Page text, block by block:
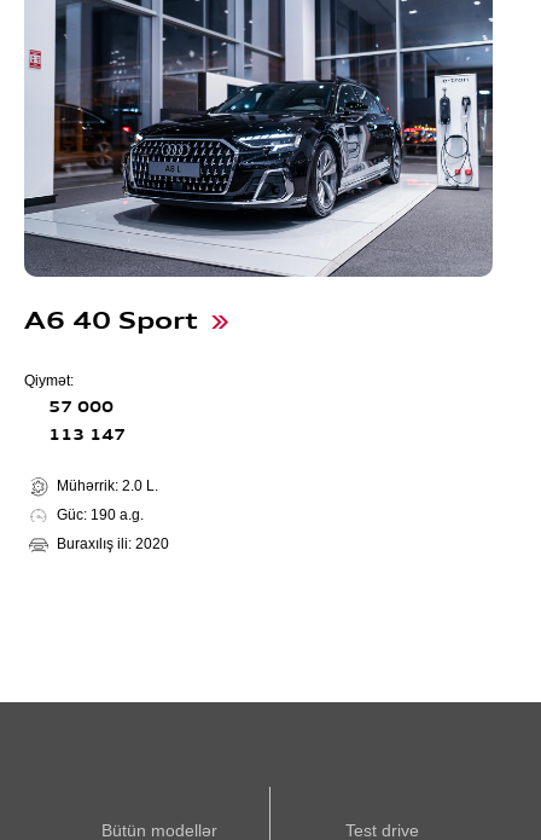
A6 40 Sport
Qiymət:
57 000
113 147
Mühərrik: 2.0 L.
Güc: 190 a.g.
Buraxılış ili: 2020
Bütün modellər Test drive